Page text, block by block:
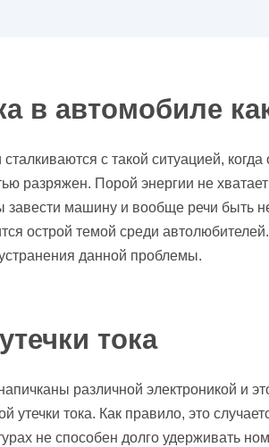
в автомобиле
с такой ситуацией,
разряжен. Порой энергии не
завести машину и вообще речи быть
острой темой среди
данной проблемы.
тока
различной электроникой и
утечки тока. Как правило, это
не способен долго удерживать